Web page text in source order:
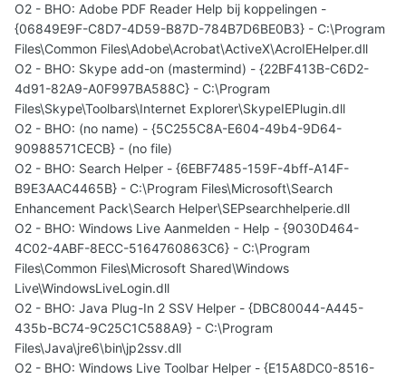
O2 - BHO: Adobe PDF Reader Help bij koppelingen -
{06849E9F-C8D7-4D59-B87D-784B7D6BE0B3} - C:\Program
Files\Common Files\Adobe\Acrobat\ActiveX\AcroIEHelper.dll
O2 - BHO: Skype add-on (mastermind) - {22BF413B-C6D2-
4d91-82A9-A0F997BA588C} - C:\Program
Files\Skype\Toolbars\Internet Explorer\SkypeIEPlugin.dll
O2 - BHO: (no name) - {5C255C8A-E604-49b4-9D64-
90988571CECB} - (no file)
O2 - BHO: Search Helper - {6EBF7485-159F-4bff-A14F-
B9E3AAC4465B} - C:\Program Files\Microsoft\Search
Enhancement Pack\Search Helper\SEPsearchhelperie.dll
O2 - BHO: Windows Live Aanmelden - Help - {9030D464-
4C02-4ABF-8ECC-5164760863C6} - C:\Program
Files\Common Files\Microsoft Shared\Windows
Live\WindowsLiveLogin.dll
O2 - BHO: Java Plug-In 2 SSV Helper - {DBC80044-A445-
435b-BC74-9C25C1C588A9} - C:\Program
Files\Java\jre6\bin\jp2ssv.dll
O2 - BHO: Windows Live Toolbar Helper - {E15A8DC0-8516-